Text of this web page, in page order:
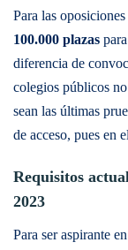
Para las
100.000 plazas
diferencia de
colegios públicos no
sean las últimas
de acceso, pues en
Requisitos
2023
Para ser aspirante